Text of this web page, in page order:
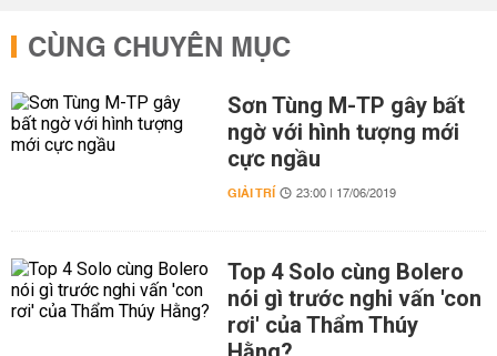
CÙNG CHUYÊN MỤC
Sơn Tùng M-TP gây bất
ngờ với hình tượng mới
cực ngầu
GIẢI TRÍ 23:00 | 17/06/2019
Top 4 Solo cùng Bolero
nói gì trước nghi vấn 'con
rơi' của Thẩm Thúy